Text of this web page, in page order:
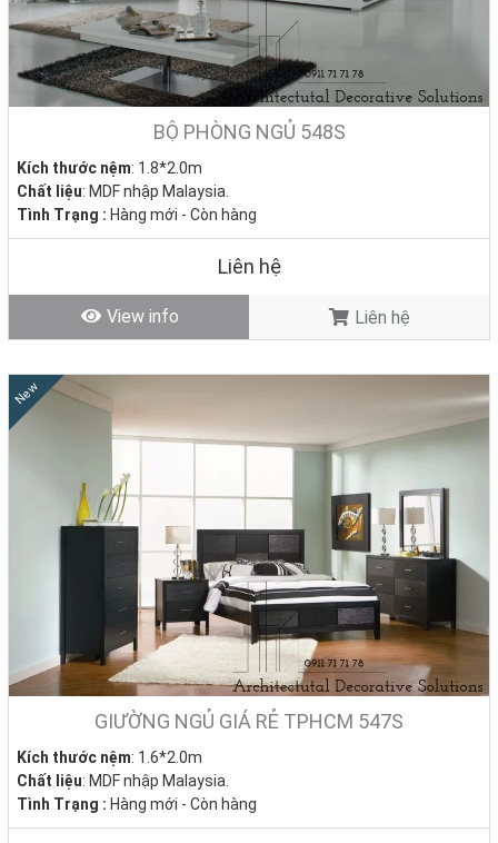
BỘ PHÒNG NGỦ 548S
Kích thước nệm: 1.8*2.0m
Chất liệu: MDF nhập Malaysia.
Tình Trạng : Hàng mới - Còn hàng
Liên hệ
View info Liên hệ
New
GIƯỜNG NGỦ GIÁ RẺ TPHCM 547S
Kích thước nệm: 1.6*2.0m
Chất liệu: MDF nhập Malaysia.
Tình Trạng : Hàng mới - Còn hàng